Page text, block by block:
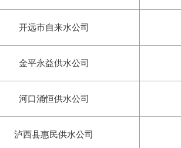
开远市自来水公司
金平永益供水公司
河口涌恒供水公司
泸西县惠民供水公司